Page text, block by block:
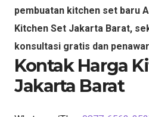
pembuatan kitchen set baru
Kitchen Set Jakarta Barat,
konsultasi gratis dan
Kontak Harga
Jakarta Barat